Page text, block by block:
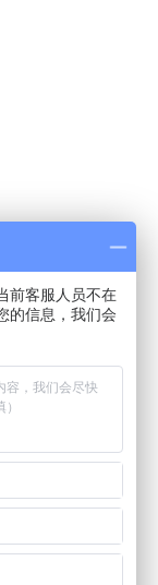
前客服人员不在
的信息，我们会